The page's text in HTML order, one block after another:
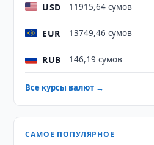
USD 11915,64 сумов
EUR 13749,46 сумов
RUB 146,19 сумов
Все курсы валют →
САМОЕ ПОПУЛЯРНОЕ